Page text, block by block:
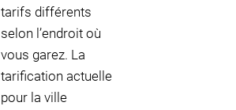
tarifs différents
selon l’endroit où
vous garez. La
tarification actuelle
pour la ville